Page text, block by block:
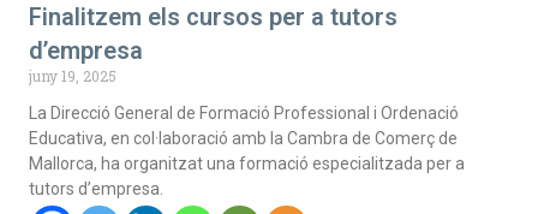
Finalitzem els cursos per a tutors
d’empresa
juny 19, 2025
La Direcció General de Formació Professional i Ordenació
Educativa, en col·laboració amb la Cambra de Comerç de
Mallorca, ha organitzat una formació especialitzada per a
tutors d’empresa.